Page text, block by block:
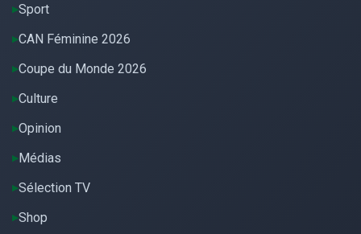
Sport
CAN Féminine 2026
Coupe du Monde 2026
Culture
Opinion
Médias
Sélection TV
Shop